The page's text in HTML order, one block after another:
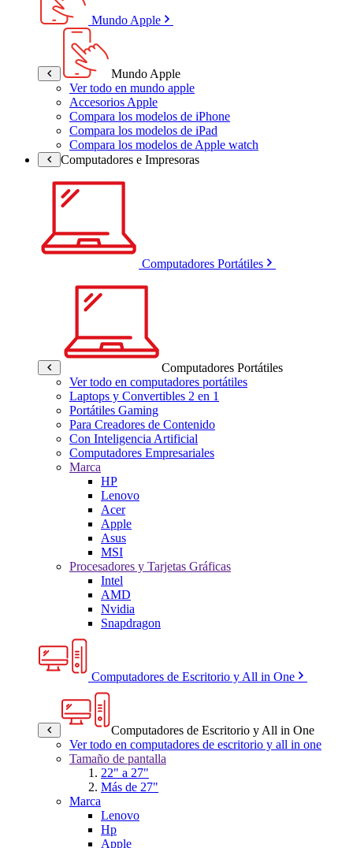
Mundo Apple
Mundo Apple
Ver todo en mundo apple
Accesorios Apple
Compara los modelos de iPhone
Compara los modelos de iPad
Compara los modelos de Apple watch
Computadores e Impresoras
Computadores Portátiles
Computadores Portátiles
Ver todo en computadores portátiles
Laptops y Convertibles 2 en 1
Portátiles Gaming
Para Creadores de Contenido
Con Inteligencia Artificial
Computadores Empresariales
Marca
HP
Lenovo
Acer
Apple
Asus
MSI
Procesadores y Tarjetas Gráficas
Intel
AMD
Nvidia
Snapdragon
Computadores de Escritorio y All in One
Computadores de Escritorio y All in One
Ver todo en computadores de escritorio y all in one
Tamaño de pantalla
22" a 27"
Más de 27"
Marca
Lenovo
Hp
Apple